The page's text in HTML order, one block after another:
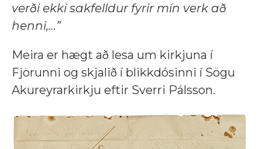
verði ekki sakfelldur fyrir mín verk að
henni,…”
Meira er hægt að lesa um kirkjuna í
Fjörunni og skjalið í blikkdósinni í Sögu
Akureyrarkirkju eftir Sverri Pálsson.